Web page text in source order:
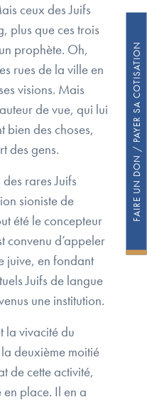
FAIRE UN DON / PAYER SA COTISATION
ceux des Juifs
plus que ces trois
prophète. Oh,
rues de la ville en
visions. Mais
de vue, qui lui
bien des choses,
des gens.
rares Juifs
sioniste de
été le concepteur
convenu d’appeler
juive, en fondant
Juifs de langue
une institution.
la vivacité du
deuxième moitié
de cette activité,
en place. Il en a